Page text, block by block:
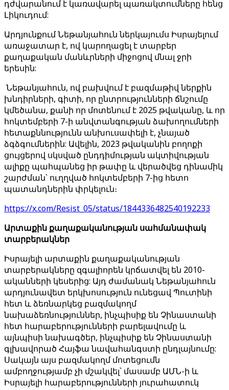
դժվարանում է կառավարել պառակտումները հենց
Լիկուդում:
Արդյունքում Նեթանյահուն ներկայումս Իսրայելում
առաջատար է, ով կարողացել է տարբեր
քաղաքական մանևրների միջոցով մնալ ջրի
երեսին:
Նեթանյահուն, ով բախվում է բազմաթիվ ներքին
խնդիրների, գիտի, որ ընտրությունների ճնշումը
կմեծանա, քանի որ մոտենում է 2025 թվականը, և որ
հոկտեմբերի 7-ի անվտանգության ձախողումների
հետաքննությունն անխուսափելի է, չնայած
ձգձգումներին: Ավելին, 2023 թվականին բողոքի
ցույցերով սկսված ընդդիմության ակտիվության
ալիքը պահպանեց իր թափը և վերածվեց դինամիկ
շարժման՝ ուղղված հոկտեմբերի 7-ից հետո
պատանդներին փրկելուն։
https://x.com/Resist_05/status/1844336482540192233
Արտաքին քաղաքականության սահմանափակ
տարբերակներ
Իսրայելի արտաքին քաղաքականության
տարբերակները զգալիորեն կրճատվել են 2010-
ականների կեսերից: Այդ ժամանակ Նեթանյահուն
արդյունավետ երկխոսություն ունեցավ Պուտինի
հետ և ձեռնարկեց բազմակողմ
նախաձեռնություններ, ինչպիսիք են Չինաստանի
հետ հարաբերությունների բարելավումը և
այնպիսի նախագծեր, ինչպիսիք են Չինաստանի
գլխավորած Հայֆա նավահանգստի ընդլայնումը:
Սակայն այս բազմակողմ մոտեցումն
ամբողջությամբ չի մշակվել՝ մասամբ ԱՄՆ-ի և
Իսրայելի հարաբերությունների յուրահատուկ